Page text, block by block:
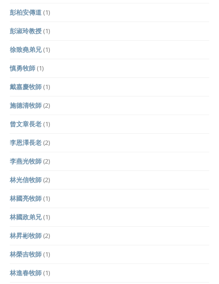
彭柏安傳道 (1)
彭淑玲教授 (1)
徐致堯弟兄(1)
慎勇牧師 (1)
戴嘉慶牧師 (1)
施德清牧師 (2)
曾文章長老 (1)
李恩澤長老 (2)
李燕光牧師 (2)
林光信牧師 (2)
林國亮牧師 (1)
林國政弟兄(1)
林昇彬牧師 (2)
林榮吉牧師 (1)
林進春牧師 (1)